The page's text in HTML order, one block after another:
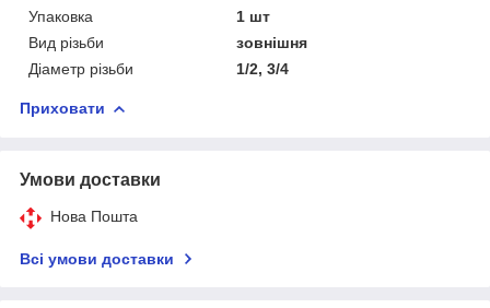
Упаковка
1 шт
Вид різьби
зовнішня
Діаметр різьби
1/2, 3/4
Приховати
Умови доставки
Нова Пошта
Всі умови доставки